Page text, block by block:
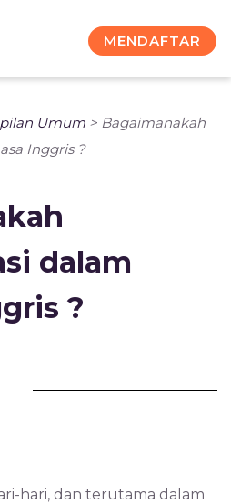
MENDAFTAR
Umum > Bagaimanakah
Inggris ?
dalam
?
LinkedIn
hari, dan terutama dalam